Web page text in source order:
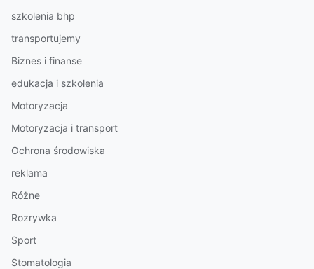
szkolenia bhp
transportujemy
Biznes i finanse
edukacja i szkolenia
Motoryzacja
Motoryzacja i transport
Ochrona środowiska
reklama
Różne
Rozrywka
Sport
Stomatologia